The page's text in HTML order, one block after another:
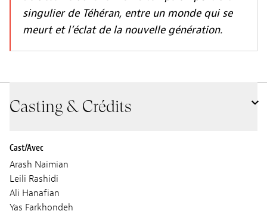
singulier de Téhéran, entre un monde qui se
meurt et l’éclat de la nouvelle génération.
Casting & Crédits
Cast/Avec
Arash Naimian
Leili Rashidi
Ali Hanafian
Yas Farkhondeh